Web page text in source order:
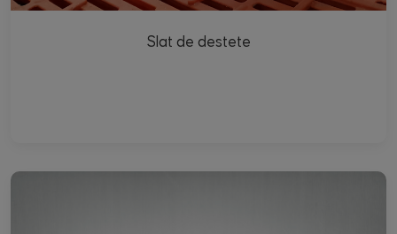
Slat de destete